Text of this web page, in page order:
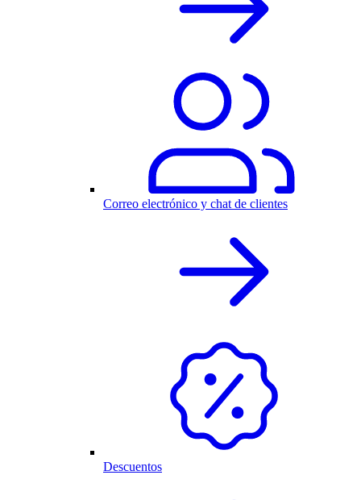
Correo electrónico y chat de clientes
Descuentos